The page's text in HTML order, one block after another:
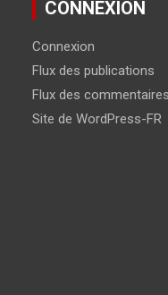
CONNEXION
Connexion
Flux des publications
Flux des commentaires
Site de WordPress-FR